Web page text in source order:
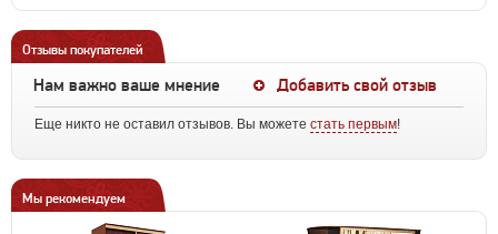
Отзывы покупателей
Нам важно ваше мнение Добавить свой отзыв
Еще никто не оставил отзывов. Вы можете стать первым!
Мы рекомендуем